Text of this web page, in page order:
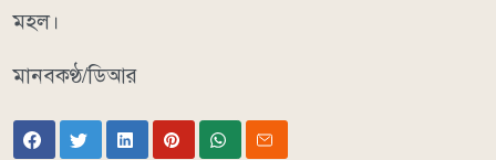
মহল।
মানবকণ্ঠ/ডিআর